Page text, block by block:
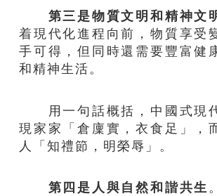
第三是物質文明和精神文
着現代化進程向前，物質享受
手可得，但同時還需要豐富健
和精神生活。
用一句話概括，中國式現
現家家「倉廩實，衣食足」，
人「知禮節，明榮辱」。
第四是人與自然和諧共生